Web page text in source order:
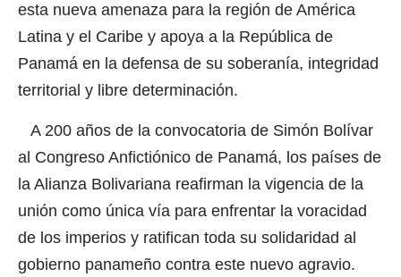
esta nueva amenaza para la región de América
Latina y el Caribe y apoya a la República de
Panamá en la defensa de su soberanía, integridad
territorial y libre determinación.
A 200 años de la convocatoria de Simón Bolívar
al Congreso Anfictiónico de Panamá, los países de
la Alianza Bolivariana reafirman la vigencia de la
unión como única vía para enfrentar la voracidad
de los imperios y ratifican toda su solidaridad al
gobierno panameño contra este nuevo agravio.